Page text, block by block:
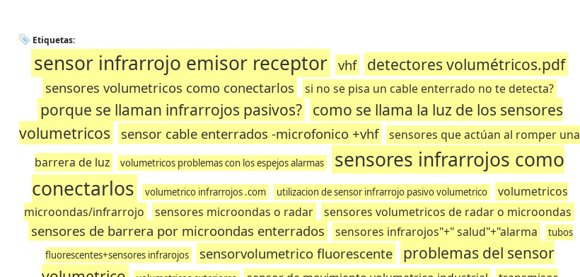
Etiquetas:
sensor infrarrojo emisor receptor vhf detectores volumétricos.pdf
sensores volumetricos como conectarlos si no se pisa un cable enterrado no te detecta?
porque se llaman infrarrojos pasivos? como se llama la luz de los sensores
volumetricos
sensor cable enterrados -microfonico +vhf
sensores que actúan al romper una
barrera de luz
volumetricos problemas con los espejos alarmas
sensores infrarrojos como
conectarlos
volumetrico infrarrojos .com utilizacion de sensor infrarrojo pasivo volumetrico
volumetricos
microondas/infrarrojo
sensores microondas o radar sensores volumetricos de radar o microondas
sensores de barrera por microondas enterrados sensores infrarojos"+" salud"+"alarma
tubos
fluorescentes+sensores infrarojos
sensorvolumetrico fluorescente
problemas del sensor